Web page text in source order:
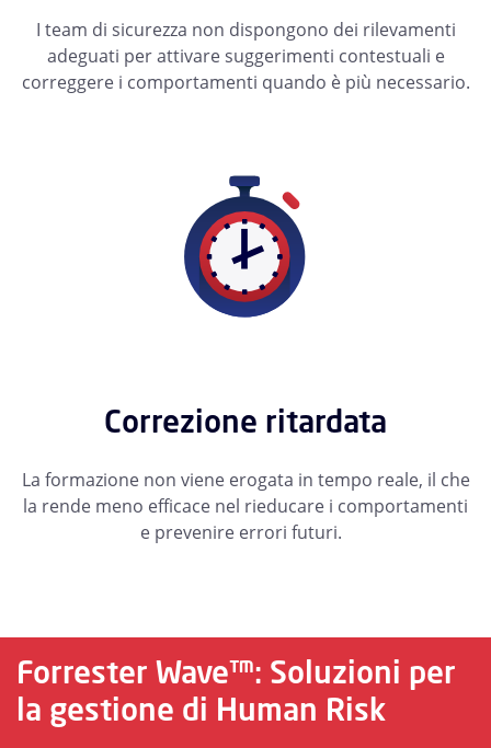
I team di sicurezza non dispongono dei rilevamenti
adeguati per attivare suggerimenti contestuali e
correggere i comportamenti quando è più necessario.
Correzione ritardata
La formazione non viene erogata in tempo reale, il che
la rende meno efficace nel rieducare i comportamenti
e prevenire errori futuri.
Forrester Wave™: Soluzioni per
la gestione di Human Risk